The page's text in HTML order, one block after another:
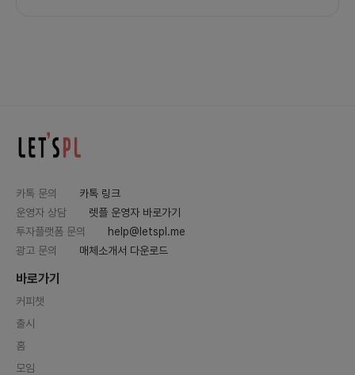
카톡 문의
카톡 링크
운영자 상담
렛플 운영자 바로가기
투자플랫폼 문의
help@letspl.me
광고 문의
매체소개서 다운로드
바로가기
커피챗
출시
홈
모임